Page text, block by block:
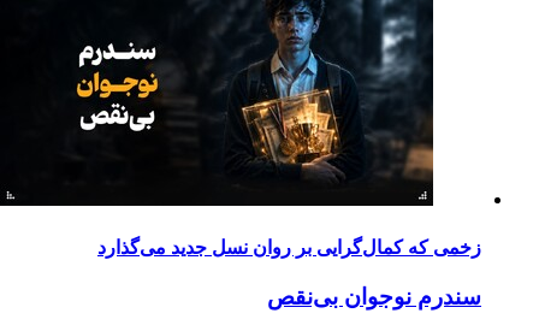
زخمی که کمال‌گرایی بر روان نسل جدید می‌گذارد
سندرم نوجوان بی‌نقص